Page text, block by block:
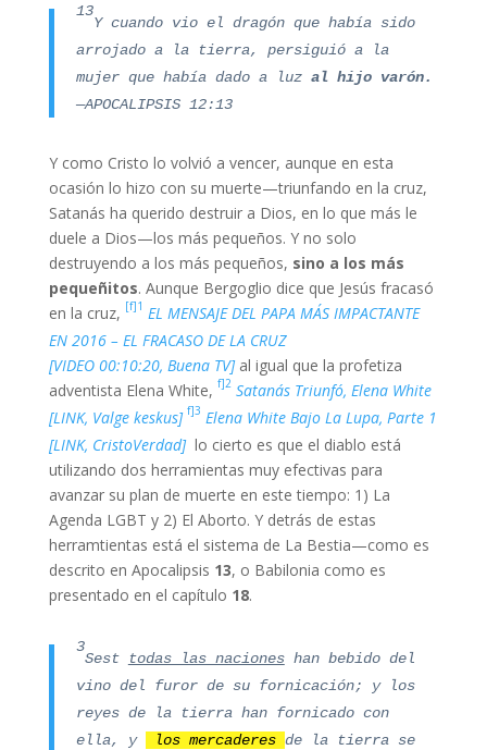
13
Y cuando vio el dragón que había sido
arrojado a la tierra, persiguió a la
mujer que había dado a luz al hijo varón.
—APOCALIPSIS 12:13
Y como Cristo lo volvió a vencer, aunque en esta
ocasión lo hizo con su muerte—triunfando en la cruz,
Satanás ha querido destruir a Dios, en lo que más le
duele a Dios—los más pequeños. Y no solo
destruyendo a los más pequeños, sino a los más
pequeñitos. Aunque Bergoglio dice que Jesús fracasó
en la cruz, [f]1 EL MENSAJE DEL PAPA MÁS IMPACTANTE
EN 2016 – EL FRACASO DE LA CRUZ
[VIDEO 00:10:20, Buena TV]al igual que la profetiza
adventista Elena White, f]2Satanás Triunfó, Elena White
[LINK, Valge keskus] f]3 Elena White Bajo La Lupa, Parte 1
[LINK, CristoVerdad]lo cierto es que el diablo está
utilizando dos herramientas muy efectivas para
avanzar su plan de muerte en este tiempo: 1) La
Agenda LGBT y 2) El Aborto. Y detrás de estas
herramtientas está el sistema de La Bestia—como es
descrito en Apocalipsis 13, o Babilonia como es
presentado en el capítulo 18.
3
Sest todas las nacioneshan bebido del
vino del furor de su fornicación; y los
reyes de la tierra han fornicado con
ella, y
los mercaderes de la tierra se